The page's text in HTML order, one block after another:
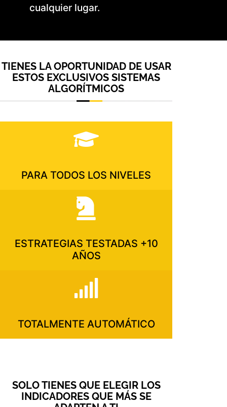
cualquier lugar.
TIENES LA OPORTUNIDAD DE USAR
ESTOS EXCLUSIVOS SISTEMAS
ALGORÍTMICOS
PARA TODOS LOS NIVELES
ESTRATEGIAS TESTADAS +10
AÑOS
TOTALMENTE AUTOMÁTICO
SOLO TIENES QUE ELEGIR LOS
INDICADORES QUE MÁS SE